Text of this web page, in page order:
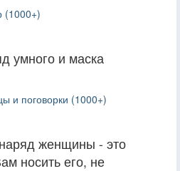
(1000+)
умного и маска
и поговорки (1000+)
женщины - это
носить его, не